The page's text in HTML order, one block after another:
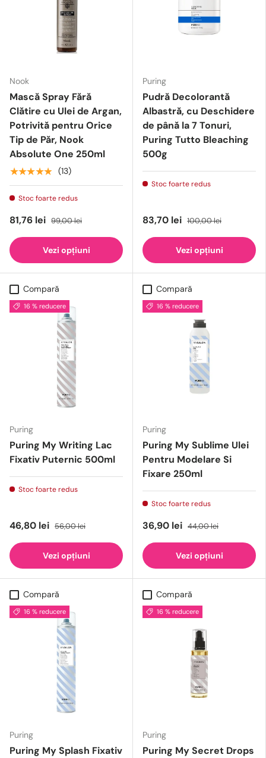
Nook
Mască Spray Fără
Clătire cu Ulei de Argan,
Potrivită pentru Orice
Tip de Păr, Nook
Absolute One 250ml
★★★★★ (13)
Stoc foarte redus
81,76 lei 99,00 lei
Vezi opțiuni
Puring
Pudră Decolorantă
Albastră, cu Deschidere
de până la 7 Tonuri,
Puring Tutto Bleaching
500g
Stoc foarte redus
83,70 lei 100,00 lei
Vezi opțiuni
Compară
16 % reducere
Puring
Puring My Writing Lac
Fixativ Puternic 500ml
Stoc foarte redus
46,80 lei 56,00 lei
Vezi opțiuni
Compară
16 % reducere
Puring
Puring My Sublime Ulei
Pentru Modelare Si
Fixare 250ml
Stoc foarte redus
36,90 lei 44,00 lei
Vezi opțiuni
Compară
16 % reducere
Puring
Puring My Splash Fixativ
Compară
16 % reducere
Puring
Puring My Secret Drops